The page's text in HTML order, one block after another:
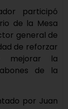
participó
de la Mesa
general de
de reforzar
mejorar la
de la
por Juan